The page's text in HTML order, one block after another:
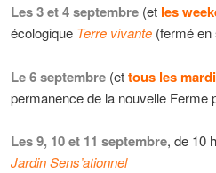
Les 3 et 4 septembre(et les
écologique Terre vivante(fermé en
Le 6 septembre (ettous les
permanence de la nouvelle Ferme
Les 9, 10 et 11 septembre, de 10
Jardin Sens’ationnel